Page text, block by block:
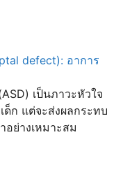
defect): อาการ
เป็นภาวะหัวใจ
ด็ก แต่จะส่งผลกระทบ
ย่างเหมาะสม